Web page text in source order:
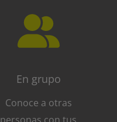
En grupo
Conoce a otras